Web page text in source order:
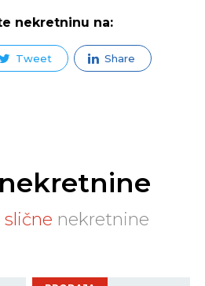
nekretninu na:
Tweet Share
slične nekretnine